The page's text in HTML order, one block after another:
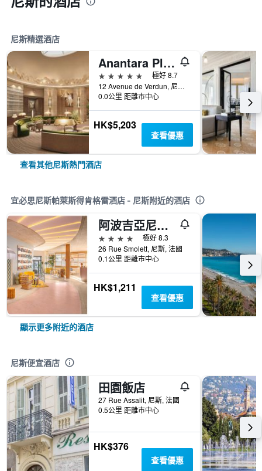
尼斯精選酒店
Anantara Plaza Nice Hotel
5星級
極好 8.7
12 Avenue de Verdun, 尼斯, 法國
0.0公里 距離市中心
HK$5,203
查看優惠
查看其他尼斯熱門酒店
宜必思尼斯帕萊斯得肯格雷酒店 - 尼斯附近的酒店
阿波吉亞尼斯酒店 - 尼斯
4星級
極好 8.3
26 Rue Smolett, 尼斯, 法國
0.1公里 距離市中心
HK$1,211
查看優惠
顯示更多附近的酒店
尼斯便宜酒店
田園飯店
27 Rue Assalit, 尼斯, 法國
0.5公里 距離市中心
HK$376
查看優惠